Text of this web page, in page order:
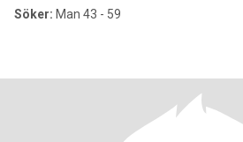
Söker: Man 43 - 59